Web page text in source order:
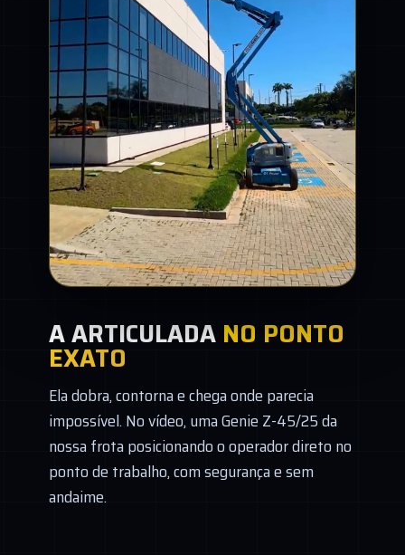
A ARTICULADA NO PONTO
EXATO
Ela dobra, contorna e chega onde parecia
impossível. No vídeo, uma Genie Z-45/25 da
nossa frota posicionando o operador direto no
ponto de trabalho, com segurança e sem
andaime.